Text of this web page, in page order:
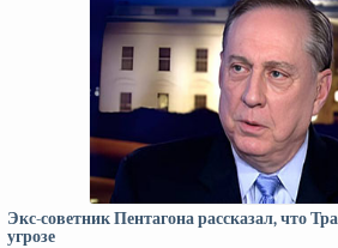
Экс-советник Пентагона рассказал, что
угрозе